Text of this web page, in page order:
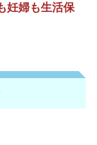
妊婦も生活保